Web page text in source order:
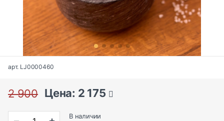
арт. LJ0000460
2 900 Цена: 2 175
В наличии